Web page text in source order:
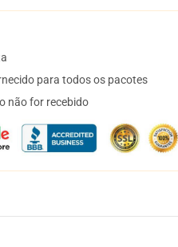
para todos os pacotes
não for recebido